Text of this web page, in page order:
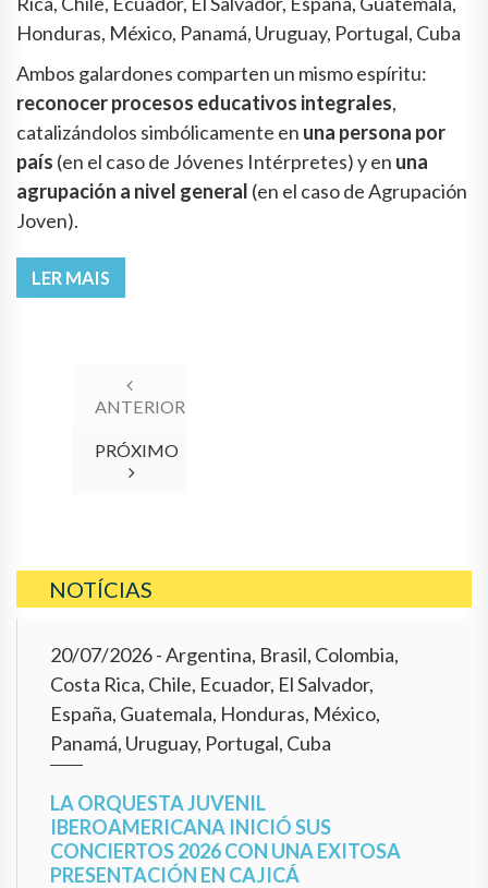
Honduras, México, Panamá, Uruguay, Portugal, Cuba
Ambos galardones comparten un mismo espíritu:
reconocer procesos educativos integrales,
catalizándolos simbólicamente en una persona por
país (en el caso de Jóvenes Intérpretes) y en una
agrupación a nivel general (en el caso de Agrupación
Joven).
LER MAIS
ANTERIOR
PRÓXIMO
NOTÍCIAS
20/07/2026- Argentina, Brasil, Colombia,
Costa Rica, Chile, Ecuador, El Salvador,
España, Guatemala, Honduras, México,
Panamá, Uruguay, Portugal, Cuba
LA ORQUESTA JUVENIL
IBEROAMERICANA INICIÓ SUS
CONCIERTOS 2026 CON UNA EXITOSA
PRESENTACIÓN EN CAJICÁ